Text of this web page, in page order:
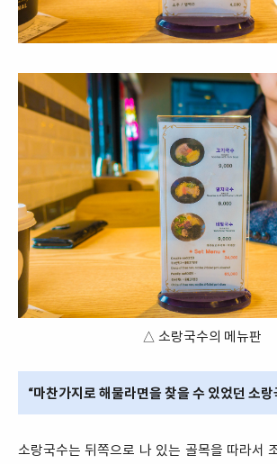
△ 소랑국수의 메뉴판
“마찬가지로 해물라면을 찾을 수 있었던 소랑
소랑국수는 뒤쪽으로 나 있는 골목을 따라서